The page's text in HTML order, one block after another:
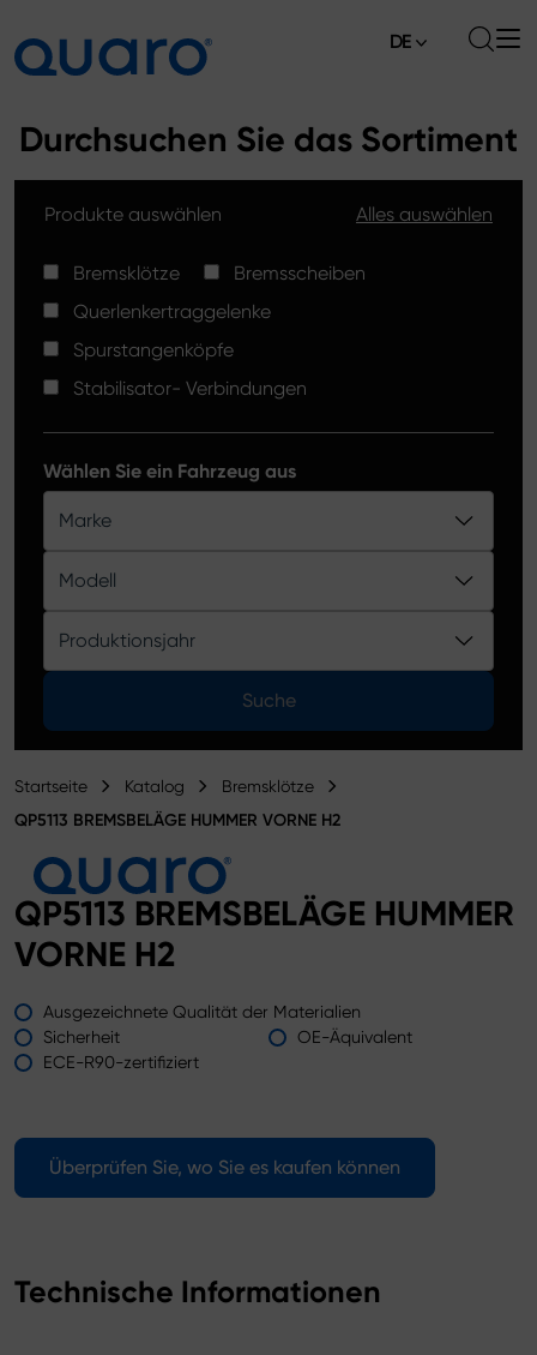
Bremsklötze
Bremsscheiben High Carbon
Spurstangenköpfe
Bremsklötze Silver Ceramic
Produktkatalog
Aktuelles
Verkaufsstellen
Kontakt
DE
Durchsuchen Sie das Sortiment
Produkte auswählen Alles auswählen
Bremsklötze
Bremsscheiben
Querlenkertraggelenke
Spurstangenköpfe
Stabilisator- Verbindungen
Wählen Sie ein Fahrzeug aus
Marke
Modell
Produktionsjahr
Suche
Startseite Katalog Bremsklötze
QP5113 BREMSBELÄGE HUMMER VORNE H2
QP5113 BREMSBELÄGE HUMMER
VORNE H2
Ausgezeichnete Qualität der Materialien
Sicherheit
OE-Äquivalent
ECE-R90-zertifiziert
Überprüfen Sie, wo Sie es kaufen können
Technische Informationen